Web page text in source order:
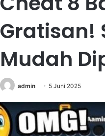
Gratisan!
Mudah
admin 5 Juni 2025